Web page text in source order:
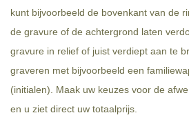
kunt bijvoorbeeld de bovenkant van de
de gravure of de achtergrond laten
gravure in relief of juist verdiept aan te
graveren met bijvoorbeeld een
(initialen). Maak uw keuzes voor de
en u ziet direct uw totaalprijs.